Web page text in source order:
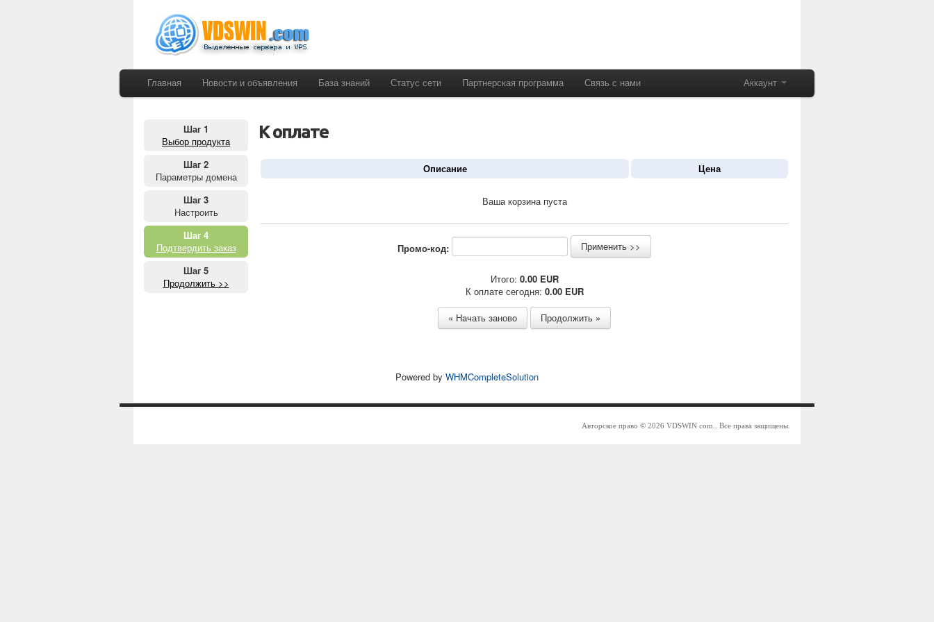
Главная Новости и объявления База знаний Статус сети Партнерская программа Связь с нами Аккаунт
Шаг 1
Выбор продукта
Шаг 2
Параметры домена
Шаг 3
Настроить
Шаг 4
Подтвердить заказ
Шаг 5
Продолжить >>
К оплате
Описание Цена
Ваша корзина пуста
Промо-код:
Итого: 0.00 EUR
К оплате сегодня: 0.00 EUR
Powered by WHMCompleteSolution
Авторское право © 2026 VDSWIN com.. Все права защищены.